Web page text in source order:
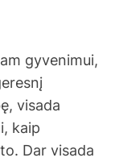
gyvenimui,
visada
kaip
Dar visada